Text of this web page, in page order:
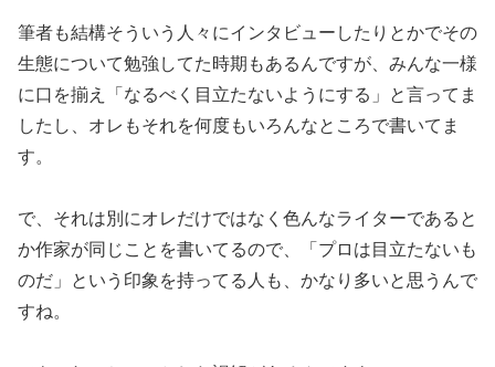
筆者も結構そういう人々にインタビューしたりとかでその
生態について勉強してた時期もあるんですが、みんな一様
に口を揃え「なるべく目立たないようにする」と言ってま
したし、オレもそれを何度もいろんなところで書いてま
す。
で、それは別にオレだけではなく色んなライターであると
か作家が同じことを書いてるので、「プロは目立たないも
のだ」という印象 を持ってる人も、かなり多いと思うんで
すね。